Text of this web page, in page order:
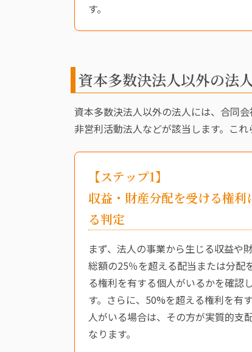
す。
資本多数決法人以外の法
資本多数決法人以外の法人には、合同
非営利活動法人などが該当します。こ
【ステップ1】
収益・財産分配を受ける権利
る判定
まず、法人の事業から生じる収益や
総額の25％を超える配当または分配
る権利を有する個人がいるかを確認
す。さらに、50%を超える権利を有
人がいる場合は、その方が実質的支
なります。